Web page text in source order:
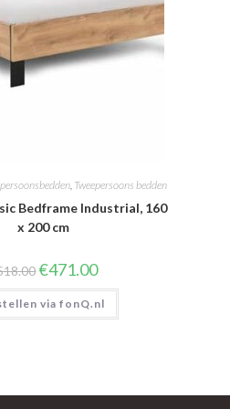
, Tweepersoons bedden
Bedframe Industrial, 160
x 200 cm
Oorspronkelijke
prijs
was:
€518.00.
€471.00Huidige
prijs
is:
€471.00.
via fonQ.nl